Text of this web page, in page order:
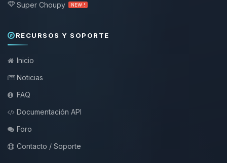
Super Choupy NEW !
RECURSOS Y SOPORTE
Inicio
Noticias
FAQ
Documentación API
Foro
Contacto / Soporte